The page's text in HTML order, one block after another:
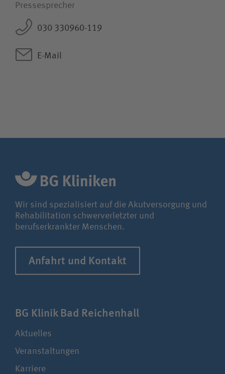
Pressesprecher
030 330960-119
E-Mail
Wir sind spezialisiert auf die Akutversorgung und
Rehabilitation schwerverletzter und
berufserkrankter Menschen.
Anfahrt und Kontakt
BG Klinik Bad Reichenhall
Aktuelles
Veranstaltungen
Karriere